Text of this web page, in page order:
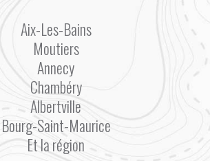
Aix-Les-Bains
Moutiers
Annecy
Chambéry
Albertville
Bourg-Saint-Maurice
Et la région